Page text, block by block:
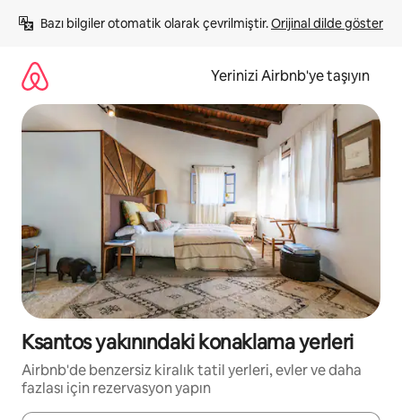
atla
Bazı bilgiler otomatik olarak çevrilmiştir. Orijinal dilde göster
Yerinizi Airbnb'ye taşıyın
Ksantos yakınındaki konaklama yerleri
Airbnb'de benzersiz kiralık tatil yerleri, evler ve daha
fazlası için rezervasyon yapın